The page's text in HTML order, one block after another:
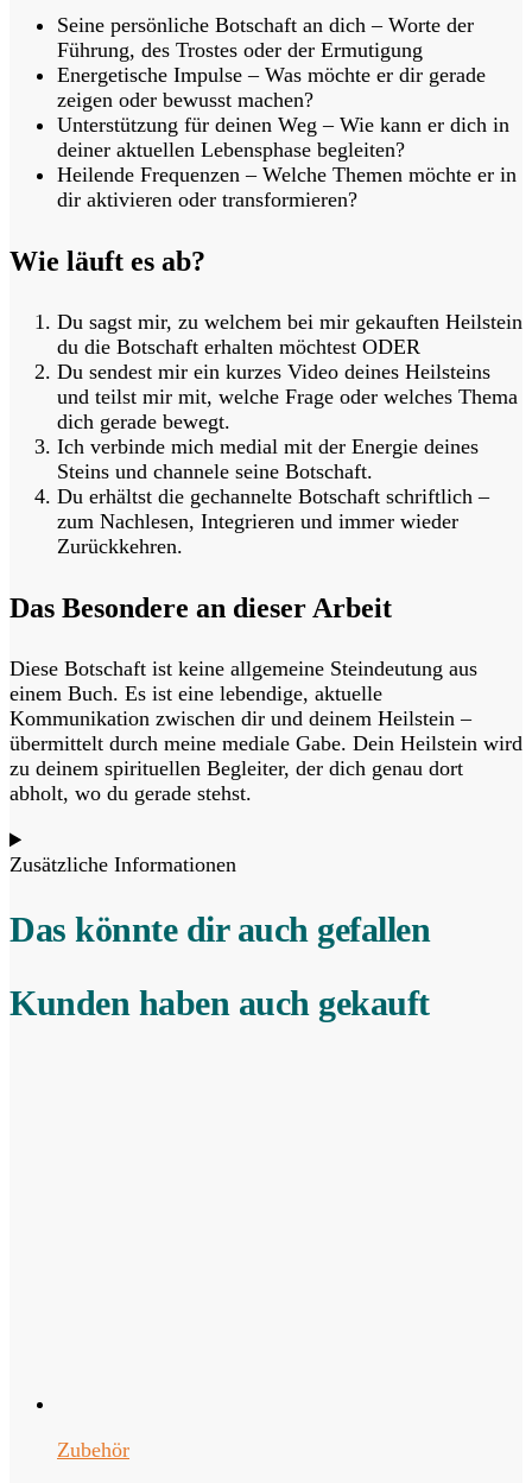
Seine persönliche Botschaft an dich – Worte der
Führung, des Trostes oder der Ermutigung
Energetische Impulse – Was möchte er dir gerade
zeigen oder bewusst machen?
Unterstützung für deinen Weg – Wie kann er dich in
deiner aktuellen Lebensphase begleiten?
Heilende Frequenzen – Welche Themen möchte er in
dir aktivieren oder transformieren?
Wie läuft es ab?
Du sagst mir, zu welchem bei mir gekauften Heilstein
du die Botschaft erhalten möchtest ODER
Du sendest mir ein kurzes Video deines Heilsteins
und teilst mir mit, welche Frage oder welches Thema
dich gerade bewegt.
Ich verbinde mich medial mit der Energie deines
Steins und channele seine Botschaft.
Du erhältst die gechannelte Botschaft schriftlich –
zum Nachlesen, Integrieren und immer wieder
Zurückkehren.
Das Besondere an dieser Arbeit
Diese Botschaft ist keine allgemeine Steindeutung aus
einem Buch. Es ist eine lebendige, aktuelle
Kommunikation zwischen dir und deinem Heilstein –
übermittelt durch meine mediale Gabe. Dein Heilstein wird
zu deinem spirituellen Begleiter, der dich genau dort
abholt, wo du gerade stehst.
Zusätzliche Informationen
Das könnte dir auch gefallen
Kunden haben auch gekauft
Zubehör